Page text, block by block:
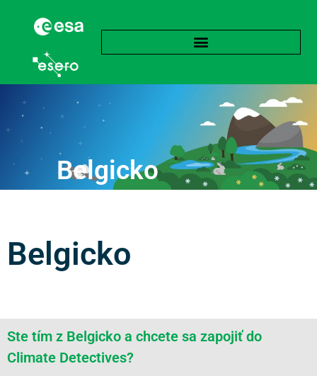
Belgicko
Belgicko
Ste tím z Belgicko a chcete sa zapojiť do
Climate Detectives?